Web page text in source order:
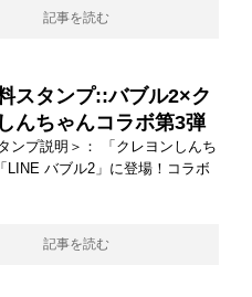
記事を読む
スタンプ::バブル2×ク
んちゃんコラボ第3弾
ンプ説明＞： 「クレヨンしんち
LINE バブル2」に登場！コラボ
記事を読む